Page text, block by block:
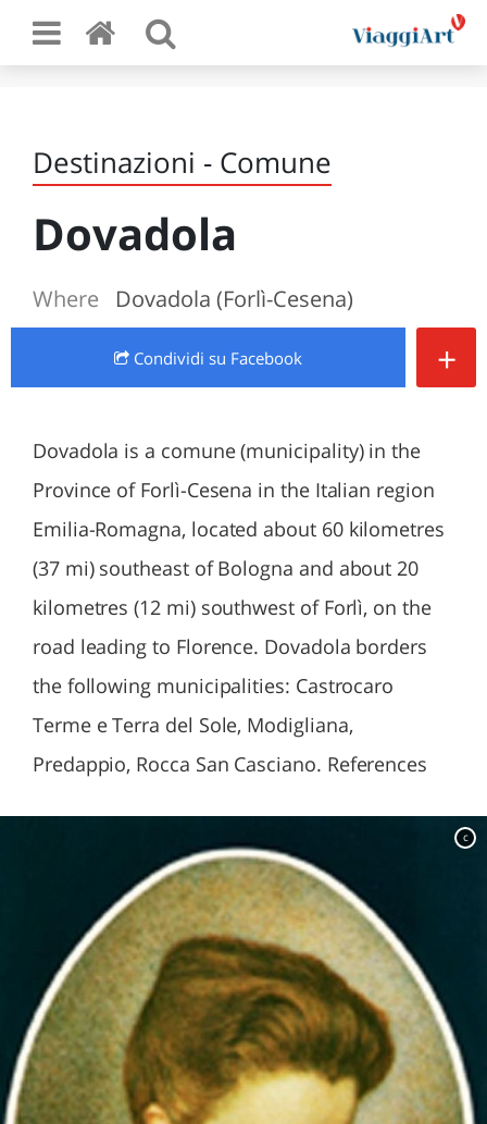
Destinazioni - Comune
Dovadola
Where Dovadola (Forlì-Cesena)
Condividi su Facebook +
Dovadola is a comune (municipality) in the
Province of Forlì-Cesena in the Italian region
Emilia-Romagna, located about 60 kilometres
(37 mi) southeast of Bologna and about 20
kilometres (12 mi) southwest of Forlì, on the
road leading to Florence. Dovadola borders
the following municipalities: Castrocaro
Terme e Terra del Sole, Modigliana,
Predappio, Rocca San Casciano. References
c